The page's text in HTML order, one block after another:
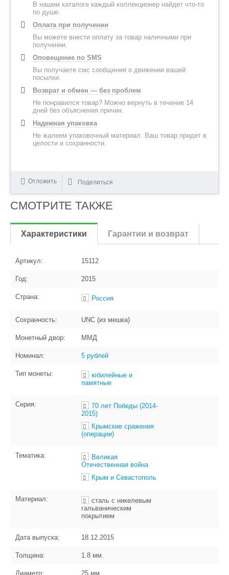
В нашем каталоге каждый коллекционер найдет что-то
по душе.
Оплата при получении
Вы можете внести оплату за товар наличными при
получении.
Оповещение по SMS
Вы получаете смс сообщения о движении вашей
посылки.
Возврат и обмен — без проблем
Не понравился товар? Можно вернуть в течение 14
дней без объяснения причин.
Надежная упаковка
Не жалеем упаковочный материал. Ваш товар придет в
целости и сохранности.
Отложить Поделиться
СМОТРИТЕ ТАКЖЕ
Характеристики Гарантии и возврат
Артикул: 15112
Год: 2015
Страна: Россия
Сохранность: UNC (из мешка)
Монетный двор: ММД
Номинал: 5 рублей
Тип монеты:
юбилейные и
памятные
Серия:
70 лет Победы (2014-
2015)
Крымские сражения
(операции)
Тематика:
Великая
Отечественная война
Крым и Севастополь
Материал:
сталь с никелевым
гальваническим
покрытием
Дата выпуска: 18.12.2015
Толщина: 1.8 мм.
Диаметр: 25 мм.